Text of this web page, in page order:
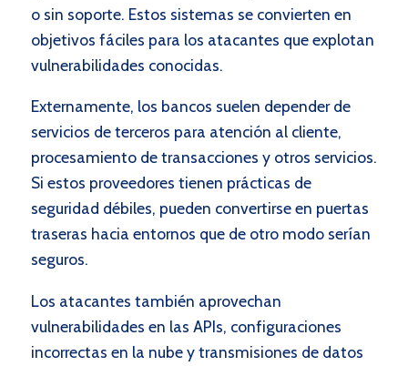
o sin soporte. Estos sistemas se convierten en
objetivos fáciles para los atacantes que explotan
vulnerabilidades conocidas.
Externamente, los bancos suelen depender de
servicios de terceros para atención al cliente,
procesamiento de transacciones y otros servicios.
Si estos proveedores tienen prácticas de
seguridad débiles, pueden convertirse en puertas
traseras hacia entornos que de otro modo serían
seguros.
Los atacantes también aprovechan
vulnerabilidades en las APIs, configuraciones
incorrectas en la nube y transmisiones de datos